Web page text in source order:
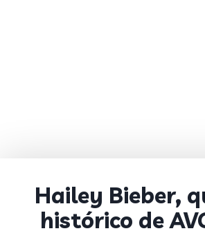
Hailey Bieber,
histórico de